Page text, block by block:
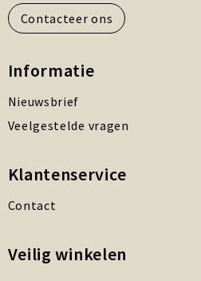
Contacteer ons
Informatie
Nieuwsbrief
Veelgestelde vragen
Klantenservice
Contact
Veilig winkelen